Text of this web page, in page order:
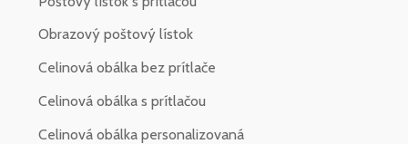
Obrazový poštový lístok
Celinová obálka bez prítlače
Celinová obálka s prítlačou
Celinová obálka personalizovaná